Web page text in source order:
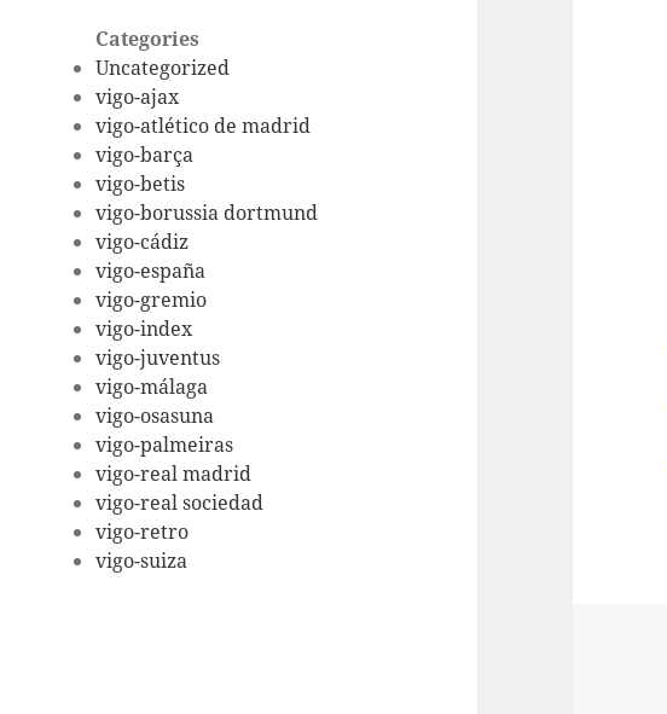
Categories
Uncategorized
vigo-ajax
vigo-atlético de madrid
vigo-barça
vigo-betis
vigo-borussia dortmund
vigo-cádiz
vigo-españa
vigo-gremio
vigo-index
vigo-juventus
vigo-málaga
vigo-osasuna
vigo-palmeiras
vigo-real madrid
vigo-real sociedad
vigo-retro
vigo-suiza